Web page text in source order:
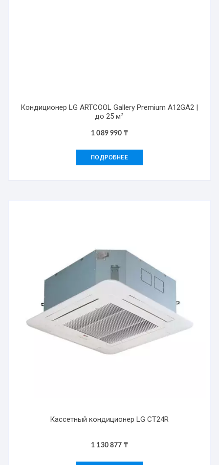
Кондиционер LG ARTCOOL Gallery Premium A12GA2 |
до 25 м²
1 089 990 ₸
ПОДРОБНЕЕ
Кассетный кондиционер LG CT24R
1 130 877 ₸